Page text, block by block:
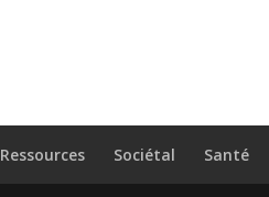
Ressources Sociétal Santé